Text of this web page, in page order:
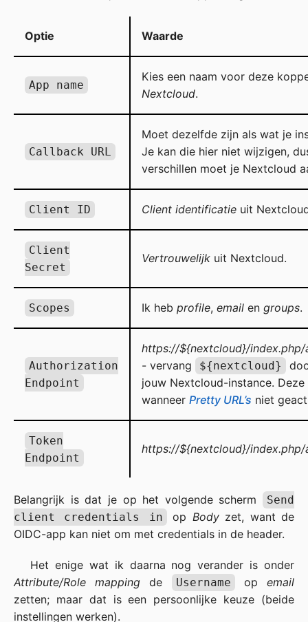
Optie Waarde
App name
Kies een naam voor deze
Nextcloud.
Callback URL
Moet dezelfde zijn als wat je
Je kan die hier niet wijzigen,
verschillen moet je Nextcloud
Client ID Client identificatie uit
Client
Secret
Vertrouwelijk uit Nextcloud.
Scopes Ik heb profile, email en groups.
Authorization
Endpoint
https://${nextcloud}/
- vervang
${nextcloud}
jouw Nextcloud-instance. Deze
wanneer Pretty URL’s niet
Token
Endpoint
https://${nextcloud}/
Belangrijk is dat je op het volgende scherm
Send
client credentials in
op Bodyzet, want de
OIDC-app kan niet om met credentials in de header.
Het enige wat ik daarna nog verander is onder
Attribute/Role mapping de Username opemail
zetten; maar dat is een persoonlijke keuze (beide
instellingen werken).